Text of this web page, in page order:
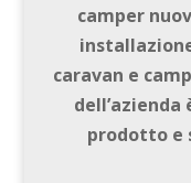
camper
caravan e
prodotto e